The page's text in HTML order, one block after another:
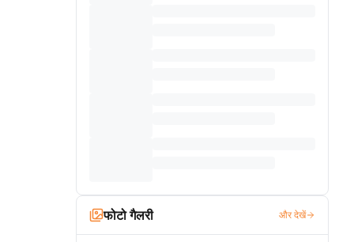
फोटो गैलरी और देखें